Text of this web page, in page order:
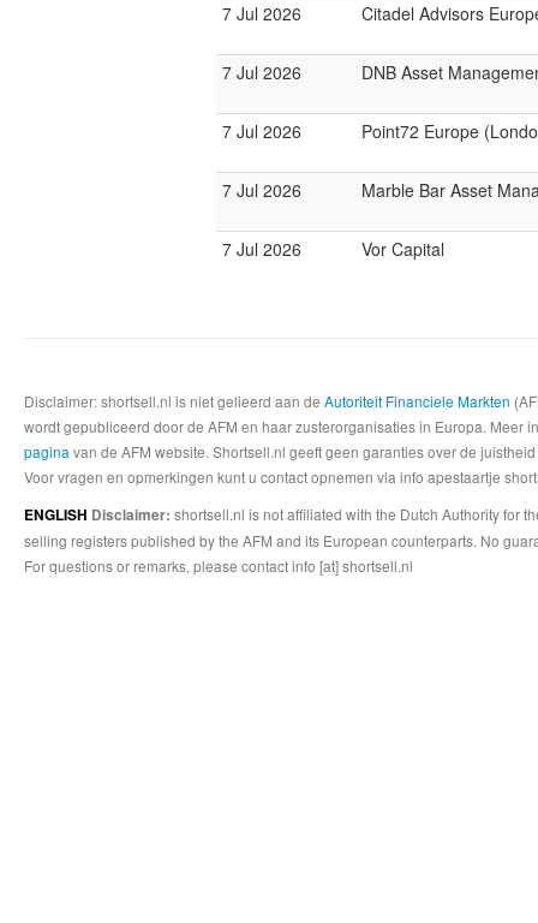
7 Jul 2026 Citadel Advisors
7 Jul 2026 DNB Asset
7 Jul 2026 Point72 Europe
7 Jul 2026 Marble Bar Asset
7 Jul 2026 Vor Capital
Disclaimer: shortsell.nl is niet gelieerd aan de Autoriteit Financiele Markten
wordt gepubliceerd door de AFM en haar zusterorganisaties in Europa.
pagina van de AFM website. Shortsell.nl geeft geen garanties over de
Voor vragen en opmerkingen kunt u contact opnemen via info apestaartje
ENGLISH Disclaimer: shortsell.nl is not affiliated with the Dutch Authority for
selling registers published by the AFM and its European counterparts. No
For questions or remarks, please contact info [at] shortsell.nl